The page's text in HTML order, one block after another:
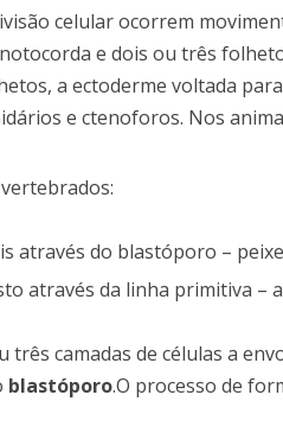
celular ocorrem
e dois ou três
a ectoderme voltada
e ctenoforos. Nos
através do blastóporo –
através da linha primitiva –
três camadas de células a
blastóporo.O processo de